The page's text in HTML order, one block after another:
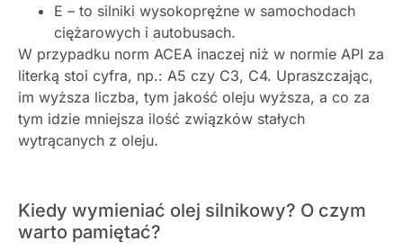
E – to silniki wysokoprężne w samochodach
ciężarowych i autobusach.
W przypadku norm ACEA inaczej niż w normie API za
literką stoi cyfra, np.: A5 czy C3, C4. Upraszczając,
im wyższa liczba, tym jakość oleju wyższa, a co za
tym idzie mniejsza ilość związków stałych
wytrącanych z oleju.
Kiedy wymieniać olej silnikowy? O czym
warto pamiętać?